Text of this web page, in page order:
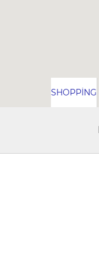
SHOPPING